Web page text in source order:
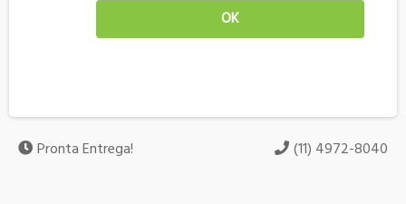
Pronta Entrega! (11) 4972-8040